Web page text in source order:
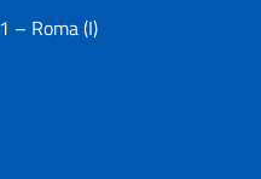
– Roma (I)